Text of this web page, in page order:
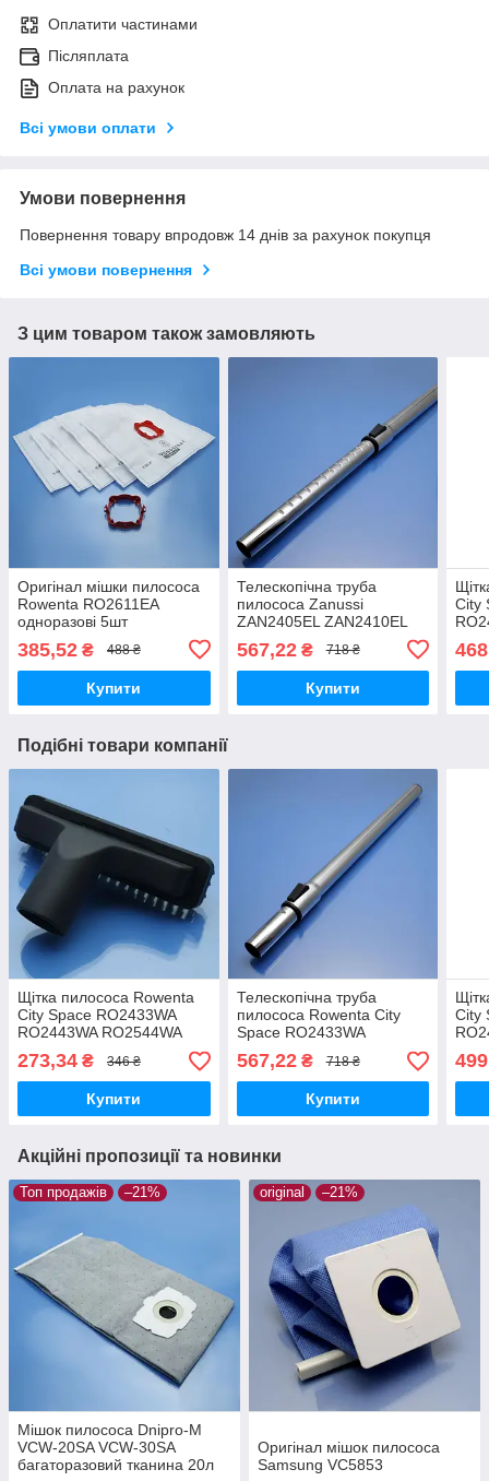
Оплатити частинами
Післяплата
Оплата на рахунок
Всі умови оплати
Умови повернення
Повернення товару впродовж 14 днів за рахунок покупця
Всі умови повернення
З цим товаром також замовляють
Оригінал мішки пилососа
Rowenta RO2611EA
одноразові 5шт
385,52 ₴ 488 ₴
Купити
Телескопічна труба
пилососа Zanussi
ZAN2405EL ZAN2410EL
ZAN2300 ZAN1800
ZAN1820 ZAN1830
ZAN2250 ZAN2400
ZAN2415EL
567,22₴ 718 ₴
Купити
City
Подібні товари компанії
Щітка пилососа Rowenta
City Space RO2433WA
RO2443WA RO2544WA
RO2611EA RO2711EA
RO2759EA з ворсом мала
273,34 ₴ 346 ₴
Купити
Телескопічна труба
пилососа Rowenta City
Space RO2433WA
RO2443WA RO2544WA
RO2611EA RO2711EA
RO2759EA
567,22₴ 718 ₴
Купити
City
Акційні пропозиції та новинки
Топ продажів –21%
Мішок пилососа Dnipro-M
VCW-20SA VCW-30SA
багаторазовий тканина 20л
original –21%
Оригінал мішок пилососа
Samsung VC5853